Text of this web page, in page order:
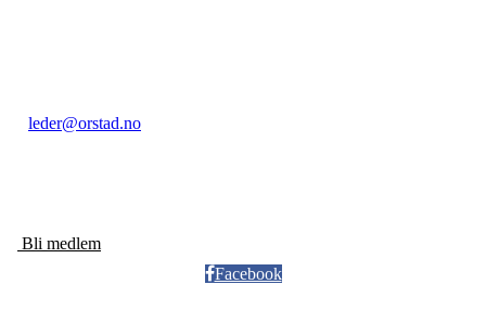
leder@orstad.no
Bli medlem
Facebook